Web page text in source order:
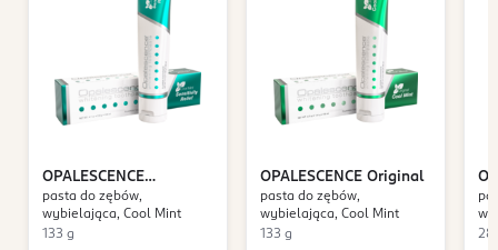
OPALESCENCE
Sensitivity Relief
pasta do zębów,
wybielająca, Cool Mint
133 g
OPALESCENCE Original
pasta do zębów,
wybielająca, Cool Mint
133 g
28